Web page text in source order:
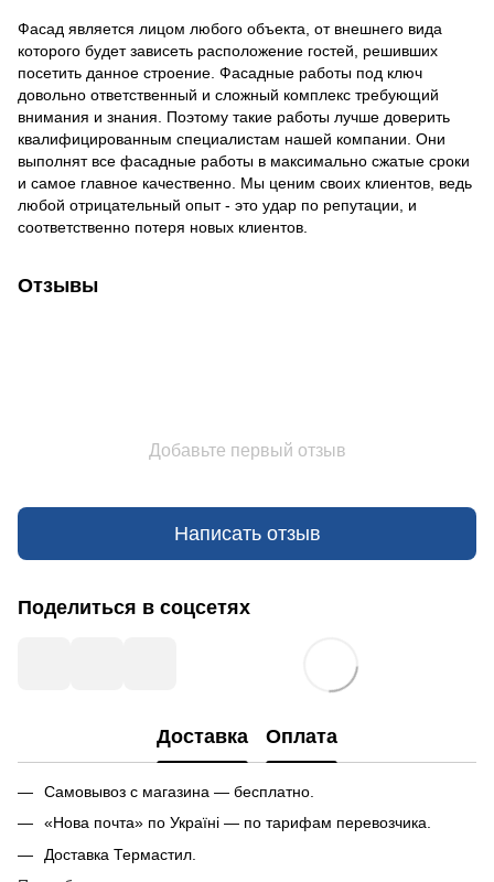
Фасад является лицом любого объекта, от внешнего вида
которого будет зависеть расположение гостей, решивших
посетить данное строение. Фасадные работы под ключ
довольно ответственный и сложный комплекс требующий
внимания и знания. Поэтому такие работы лучше доверить
квалифицированным специалистам нашей компании. Они
выполнят все фасадные работы в максимально сжатые сроки
и самое главное качественно. Мы ценим своих клиентов, ведь
любой отрицательный опыт - это удар по репутации, и
соответственно потеря новых клиентов.
Отзывы
Добавьте первый отзыв
Написать отзыв
Поделиться в соцсетях
Доставка Оплата
Самовывоз с магазина — бесплатно.
«Нова почта» по Україні — по тарифам перевозчика.
Доставка Термастил.